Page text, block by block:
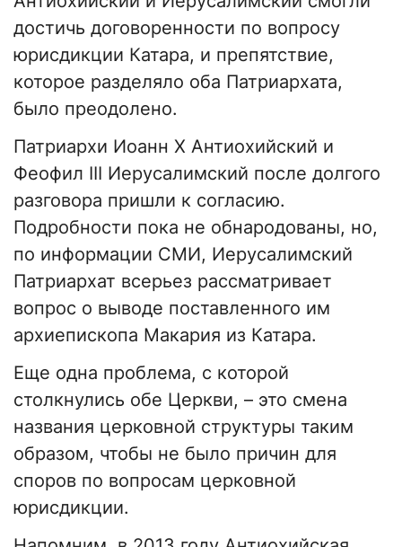
достичь договоренности по вопросу
юрисдикции Катара, и препятствие,
которое разделяло оба Патриархата,
было преодолено.
Патриархи Иоанн X Антиохийский и
Феофил III Иерусалимский после долгого
разговора пришли к согласию.
Подробности пока не обнародованы, но,
по информации СМИ, Иерусалимский
Патриархат всерьез рассматривает
вопрос о выводе поставленного им
архиепископа Макария из Катара.
Еще одна проблема, с которой
столкнулись обе Церкви, – это смена
названия церковной структуры таким
образом, чтобы не было причин для
споров по вопросам церковной
юрисдикции.